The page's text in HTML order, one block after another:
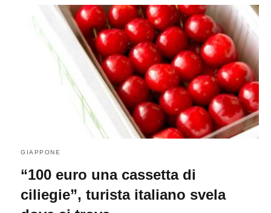
GIAPPONE
“100 euro una cassetta di
ciliegie”, turista italiano svela